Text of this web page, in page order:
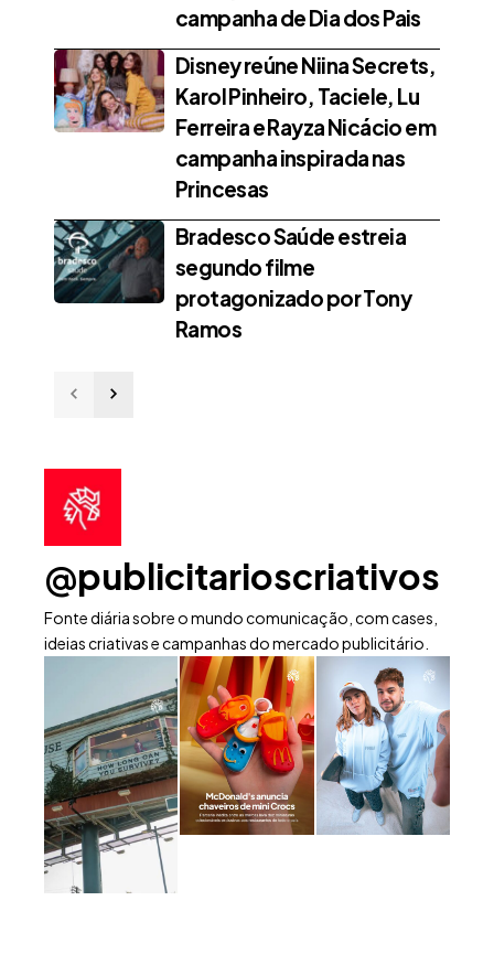
campanha de Dia dos Pais
Disney reúne Niina Secrets,
Karol Pinheiro, Taciele, Lu
Ferreira e Rayza Nicácio em
campanha inspirada nas
Princesas
Bradesco Saúde estreia
segundo filme
protagonizado por Tony
Ramos
@publicitarioscriativos
Fonte diária sobre o mundo comunicação, com cases,
ideias criativas e campanhas do mercado publicitário.